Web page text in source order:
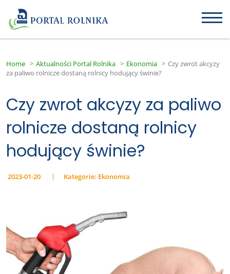
Home > Aktualności Portal Rolnika > Ekonomia > Czy zwrot akcyzy
za paliwo rolnicze dostaną rolnicy hodujący świnie?
Czy zwrot akcyzy za paliwo
rolnicze dostaną rolnicy
hodujący świnie?
2023-01-20 Kategorie: Ekonomia